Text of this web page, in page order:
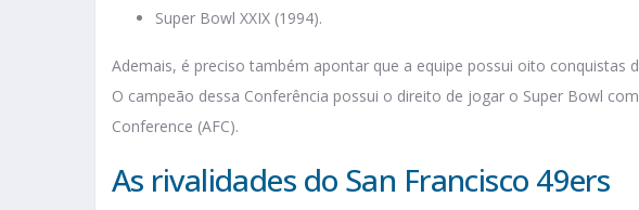
Super Bowl XXIX (1994).
Ademais, é preciso também apontar que a equipe possui oito conquistas
O campeão dessa Conferência possui o direito de jogar o Super Bowl
Conference (AFC).
As rivalidades do San Francisco 49ers